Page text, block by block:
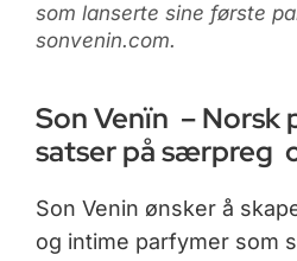
som lanserte sine første
sonvenin.com.
Son Venïn – Norsk
satser på særpreg
Son Venin ønsker å
og intime parfymer som